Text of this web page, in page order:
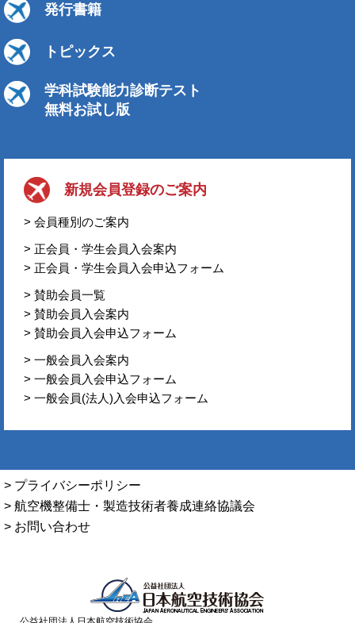
発行書籍
トピックス
学科試験能力診断テスト
無料お試し版
新規会員登録のご案内
> 会員種別のご案内
> 正会員・学生会員入会案内
> 正会員・学生会員入会申込フォーム
> 賛助会員一覧
> 賛助会員入会案内
> 賛助会員入会申込フォーム
> 一般会員入会案内
> 一般会員入会申込フォーム
> 一般会員(法人)入会申込フォーム
> プライバシーポリシー
> 航空機整備士・製造技術者養成連絡協議会
> お問い合わせ